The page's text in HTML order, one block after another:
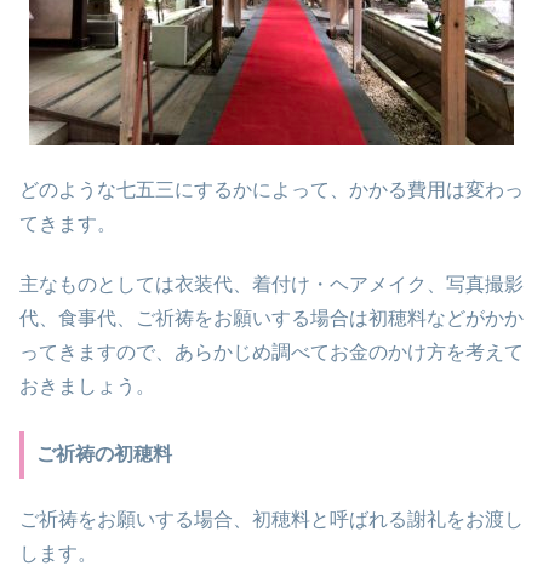
どのような七五三にするかによって、かかる費用は変わっ
てきます。
主なものとしては衣装代、着付け・ヘアメイク、写真撮影
代、食事代、ご祈祷をお願いする場合は初穂料などがかか
ってきますので、あらかじめ調べてお金のかけ方を考えて
おきましょう。
ご祈祷の初穂料
ご祈祷をお願いする場合、初穂料と呼ばれる謝礼をお渡し
します。